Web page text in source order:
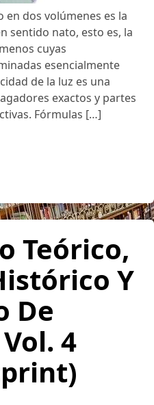
en dos volúmenes es la
sentido nato, esto es, la
cuyas
esencialmente
de la luz es una
exactos y partes
Fórmulas […]
Teórico,
Y
De
4